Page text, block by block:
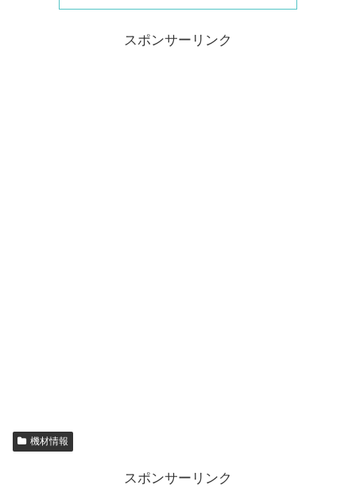
スポンサーリンク
機材情報
スポンサーリンク